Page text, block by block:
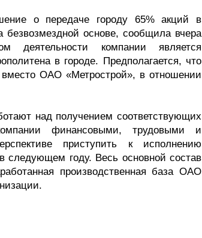
о передаче городу 65% акций в
основе, сообщила вчера
деятельности компании является
в городе. Предполагается, что
вместо ОАО «Метрострой», в отношении
над получением соответствующих
финансовыми, трудовыми и
приступить к исполнению
следующем году. Весь основной состав
производственная база ОАО